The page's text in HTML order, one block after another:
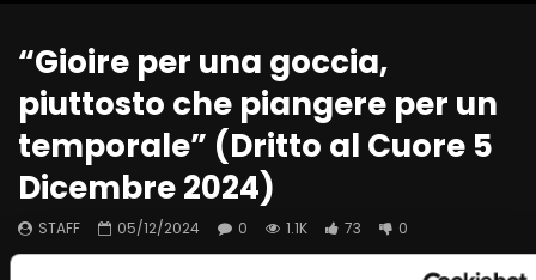
“Gioire per una goccia,
piuttosto che piangere per un
temporale” (Dritto al Cuore 5
Dicembre 2024)
STAFF 05/12/2024 0 1.1K 73 0